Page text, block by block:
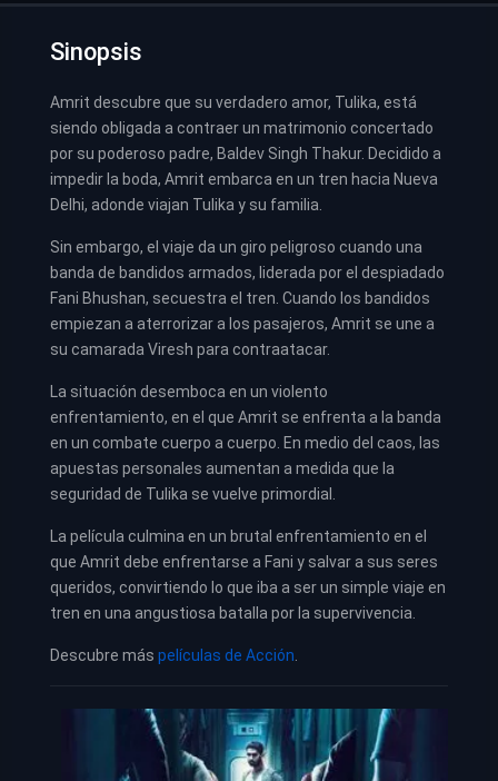
Sinopsis
Amrit descubre que su verdadero amor, Tulika, está
siendo obligada a contraer un matrimonio concertado
por su poderoso padre, Baldev Singh Thakur. Decidido a
impedir la boda, Amrit embarca en un tren hacia Nueva
Delhi, adonde viajan Tulika y su familia.
Sin embargo, el viaje da un giro peligroso cuando una
banda de bandidos armados, liderada por el despiadado
Fani Bhushan, secuestra el tren. Cuando los bandidos
empiezan a aterrorizar a los pasajeros, Amrit se une a
su camarada Viresh para contraatacar.
La situación desemboca en un violento
enfrentamiento, en el que Amrit se enfrenta a la banda
en un combate cuerpo a cuerpo. En medio del caos, las
apuestas personales aumentan a medida que la
seguridad de Tulika se vuelve primordial.
La película culmina en un brutal enfrentamiento en el
que Amrit debe enfrentarse a Fani y salvar a sus seres
queridos, convirtiendo lo que iba a ser un simple viaje en
tren en una angustiosa batalla por la supervivencia.
Descubre más películas de Acción